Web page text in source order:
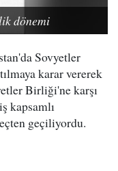
dönemi
Sovyetler
karar vererek
Birliği'ne karşı
kapsamlı
geçiliyordu.